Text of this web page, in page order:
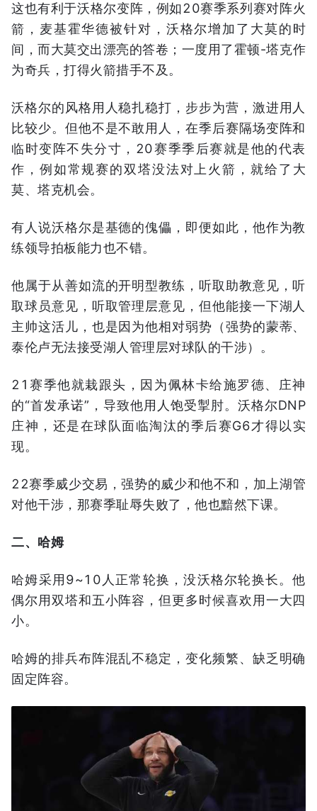
这也有利于沃格尔变阵，例如20赛季系列赛对阵火
箭，麦基霍华德被针对，沃格尔增加了大莫的时
间，而大莫交出漂亮的答卷；一度用了霍顿-塔克作
为奇兵，打得火箭措手不及。
沃格尔的风格用人稳扎稳打，步步为营，激进用人
比较少。但他不是不敢用人，在季后赛隔场变阵和
临时变阵不失分寸，20赛季季后赛就是他的代表
作，例如常规赛的双塔没法对上火箭，就给了大
莫、塔克机会。
有人说沃格尔是基德的傀儡，即便如此，他作为教
练领导拍板能力也不错。
他属于从善如流的开明型教练，听取助教意见，听
取球员意见，听取管理层意见，但他能接一下湖人
主帅这活儿，也是因为他相对弱势（强势的蒙蒂、
泰伦卢无法接受湖人管理层对球队的干涉）。
21赛季他就栽跟头，因为佩林卡给施罗德、庄神
的“首发承诺”，导致他用人饱受掣肘。沃格尔DNP
庄神，还是在球队面临淘汰的季后赛G6才得以实
现。
22赛季威少交易，强势的威少和他不和，加上湖管
对他干涉，那赛季耻辱失败了，他也黯然下课。
二、哈姆
哈姆采用9~10人正常轮换，没沃格尔轮换长。他
偶尔用双塔和五小阵容，但更多时候喜欢用一大四
小。
哈姆的排兵布阵混乱不稳定，变化频繁、缺乏明确
固定阵容。